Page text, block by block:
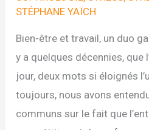
STÉPHANE YAÏCH
Bien-être et travail, un duo
y a quelques décennies, que
jour, deux mots si éloignés
toujours, nous avons
communs sur le fait que